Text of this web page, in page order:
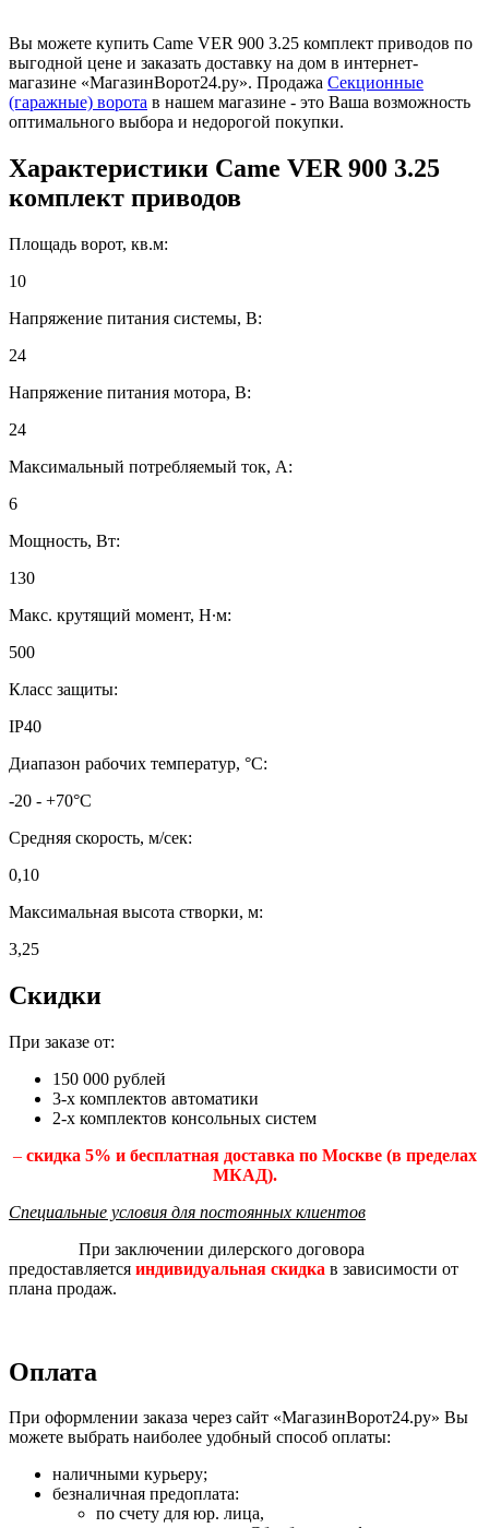
Вы можете купить Came VER 900 3.25 комплект приводов по
выгодной цене и заказать доставку на дом в интернет-
магазине «МагазинВорот24.ру». Продажа Секционные
(гаражные) ворота в нашем магазине - это Ваша возможность
оптимального выбора и недорогой покупки.
Характеристики Came VER 900 3.25
комплект приводов
Площадь ворот, кв.м:
10
Напряжение питания системы, В:
24
Напряжение питания мотора, В:
24
Максимальный потребляемый ток, А:
6
Мощность, Вт:
130
Макс. крутящий момент, Н∙м:
500
Класс защиты:
IP40
Диапазон рабочих температур, °C:
-20 - +70°C
Средняя скорость, м/сек:
0,10
Максимальная высота створки, м:
3,25
Скидки
При заказе от:
150 000 рублей
3-х комплектов автоматики
2-х комплектов консольных систем
– скидка 5% и бесплатная доставка по Москве (в пределах
МКАД).
Специальные условия для постоянных клиентов
При заключении дилерского договора
предоставляется индивидуальная скидка в зависимости от
плана продаж.
Оплата
При оформлении заказа через сайт «МагазинВорот24.ру» Вы
можете выбрать наиболее удобный способ оплаты:
наличными курьеру;
безналичная предоплата:
по счету для юр. лица,